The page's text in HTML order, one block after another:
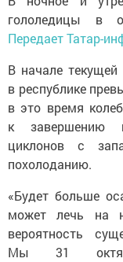
гололедицы в
Передает Татар-
В начале текущей
в республике
в это время
к завершению
циклонов с
похолоданию.
«Будет больше
может лечь на
вероятность
Мы 31